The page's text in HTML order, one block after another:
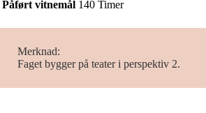
Påført vitnemål 140 Timer
Merknad
Faget bygger på teater i perspektiv 2.